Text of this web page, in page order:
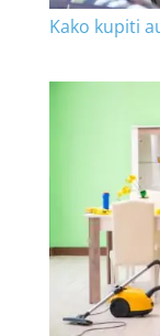
Kako kupiti